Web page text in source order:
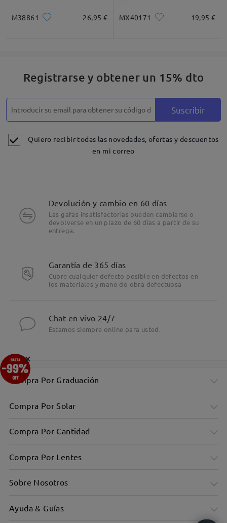
M38861 26,95 € MX40171 19,95 €
Registrarse y obtener un 15% dto
Suscribir
Quiero recibir todas las novedades, ofertas y descuentos
en mi correo
Devolución y cambio en 60 días
Las gafas insatisfactorias pueden cambiarse o
devolverse en un plazo de 60 días a partir de su
entrega.
Garantía de 365 días
Cubre cualquier defecto posible en defectos en
los materiales y mano do obra defectuosa
Chat en vivo 24/7
Estamos siempre online para usted.
Compra Por Graduación
Compra Por Solar
Compra Por Cantidad
Compra Por Lentes
Sobre Nosotros
Ayuda & Guías
×